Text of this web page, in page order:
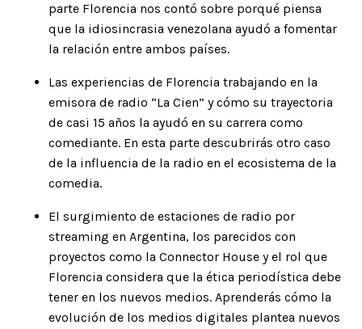
parte Florencia nos contó sobre porqué piensa
que la idiosincrasia venezolana ayudó a fomentar
la relación entre ambos países.
Las experiencias de Florencia trabajando en la
emisora de radio “La Cien” y cómo su trayectoria
de casi 15 años la ayudó en su carrera como
comediante. En esta parte descubrirás otro caso
de la influencia de la radio en el ecosistema de la
comedia.
El surgimiento de estaciones de radio por
streaming en Argentina, los parecidos con
proyectos como la Connector House y el rol que
Florencia considera que la ética periodística debe
tener en los nuevos medios. Aprenderás cómo la
evolución de los medios digitales plantea nuevos